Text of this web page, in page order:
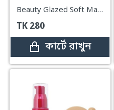
Beauty Glazed Soft Matte Waterproof Liquid Foundation #102 Nude
TK 280
কার্টে রাখুন